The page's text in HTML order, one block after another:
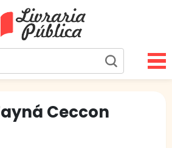
Biblioteca Virtual Gratuita
Ceccon